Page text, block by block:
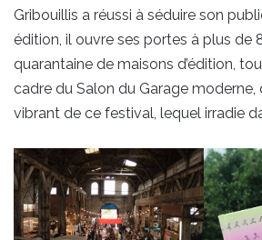
Gribouillis a réussi à séduire son
édition, il ouvre ses portes à plus de
quarantaine de maisons d’édition,
cadre du Salon du Garage
vibrant de ce festival, lequel irradie